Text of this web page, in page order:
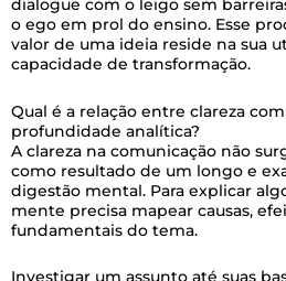
dialogue com o leigo sem
o ego em prol do ensino. Esse
valor de uma ideia reside na sua
capacidade de transformação.
Qual é a relação entre clareza
profundidade analítica?
A clareza na comunicação não
como resultado de um longo e
digestão mental. Para explicar
mente precisa mapear causas,
fundamentais do tema.